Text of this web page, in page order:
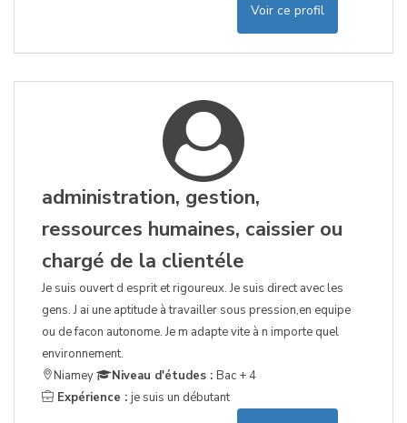
Voir ce profil
administration, gestion,
ressources humaines, caissier ou
chargé de la clientéle
Je suis ouvert d esprit et rigoureux. Je suis direct avec les
gens. J ai une aptitude à travailler sous pression,en equipe
ou de facon autonome. Je m adapte vite à n importe quel
environnement.
Niamey
Niveau d'études : Bac + 4
Expérience : je suis un débutant